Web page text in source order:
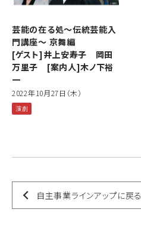
芸能の在る処～伝統芸能入
門講座〜 京舞編
[ゲスト]井上安寿子 岡田
万里子 [案内人]木ノ下裕
一
2022年10月27日（木）
演劇
自主事業ラインアップに戻る